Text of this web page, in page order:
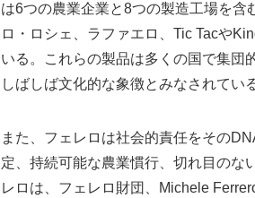
は6つの農業企業と8つの製造工場を
ロ・ロシェ、ラファエロ、Tic Tacや
いる。これらの製品は多くの国で集団
しばしば文化的な象徴とみなされている
また、フェレロは社会的責任をその
定、持続可能な農業慣行、切れ目のな
レロは、フェレロ財団、Michele